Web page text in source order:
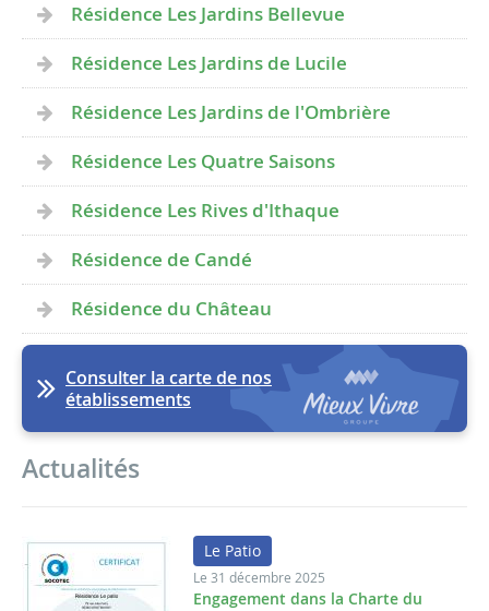
Résidence Les Jardins Bellevue
Résidence Les Jardins de Lucile
Résidence Les Jardins de l'Ombrière
Résidence Les Quatre Saisons
Résidence Les Rives d'Ithaque
Résidence de Candé
Résidence du Château
Consulter la carte de nos
établissements
Actualités
Le Patio
Le 31 décembre 2025
Engagement dans la Charte du